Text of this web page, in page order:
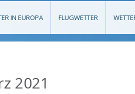
IN EUROPA FLUGWETTER
2021